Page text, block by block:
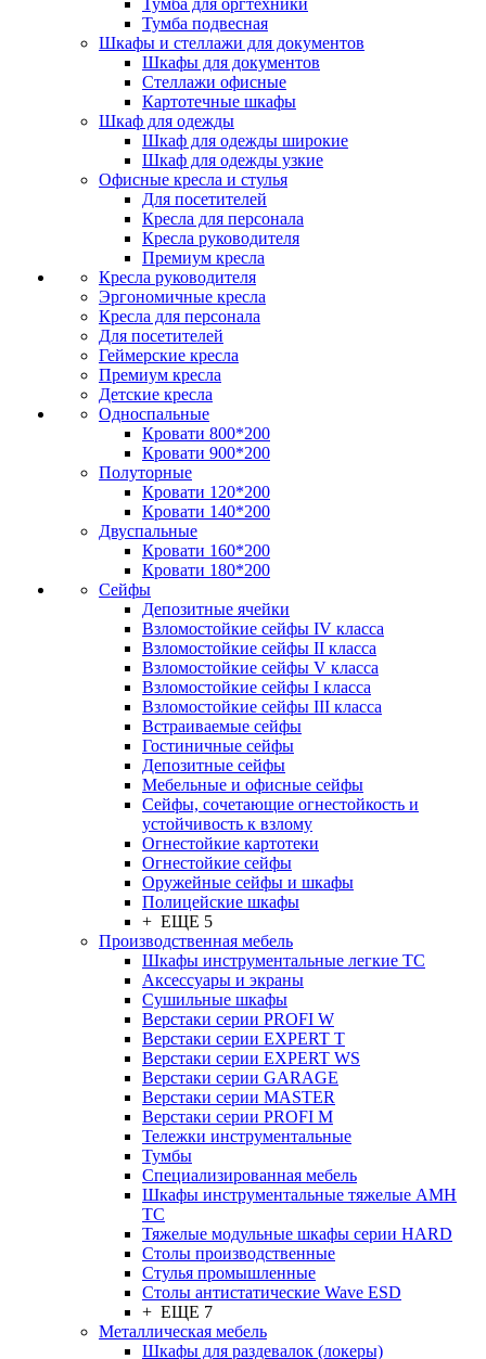
Тумба для оргтехники
Тумба подвесная
Шкафы и стеллажи для документов
Шкафы для документов
Стеллажи офисные
Картотечные шкафы
Шкаф для одежды
Шкаф для одежды широкие
Шкаф для одежды узкие
Офисные кресла и стулья
Для посетителей
Кресла для персонала
Кресла руководителя
Премиум кресла
Кресла руководителя
Эргономичные кресла
Кресла для персонала
Для посетителей
Геймерские кресла
Премиум кресла
Детские кресла
Односпальные
Кровати 800*200
Кровати 900*200
Полуторные
Кровати 120*200
Кровати 140*200
Двуспальные
Кровати 160*200
Кровати 180*200
Сейфы
Депозитные ячейки
Взломостойкие сейфы IV класса
Взломостойкие сейфы II класса
Взломостойкие сейфы V класса
Взломостойкие сейфы I класса
Взломостойкие сейфы III класса
Встраиваемые сейфы
Гостиничные сейфы
Депозитные сейфы
Мебельные и офисные сейфы
Сейфы, сочетающие огнестойкость и
устойчивость к взлому
Огнестойкие картотеки
Огнестойкие сейфы
Оружейные сейфы и шкафы
Полицейские шкафы
+ ЕЩЕ 5
Производственная мебель
Шкафы инструментальные легкие ТС
Аксессуары и экраны
Cушильные шкафы
Верстаки серии PROFI W
Верстаки серии EXPERT T
Верстаки серии EXPERT WS
Верстаки серии GARAGE
Верстаки серии MASTER
Верстаки серии PROFI M
Тележки инструментальные
Тумбы
Cпециализированная мебель
Шкафы инструментальные тяжелые AMH
TC
Тяжелые модульные шкафы серии HARD
Столы производственные
Стулья промышленные
Столы антистатические Wave ESD
+ ЕЩЕ 7
Металлическая мебель
Шкафы для раздевалок (локеры)